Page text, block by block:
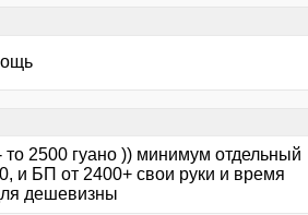
2500 гуано )) минимум отдельный
и БП от 2400+ свои руки и время
дешевизны